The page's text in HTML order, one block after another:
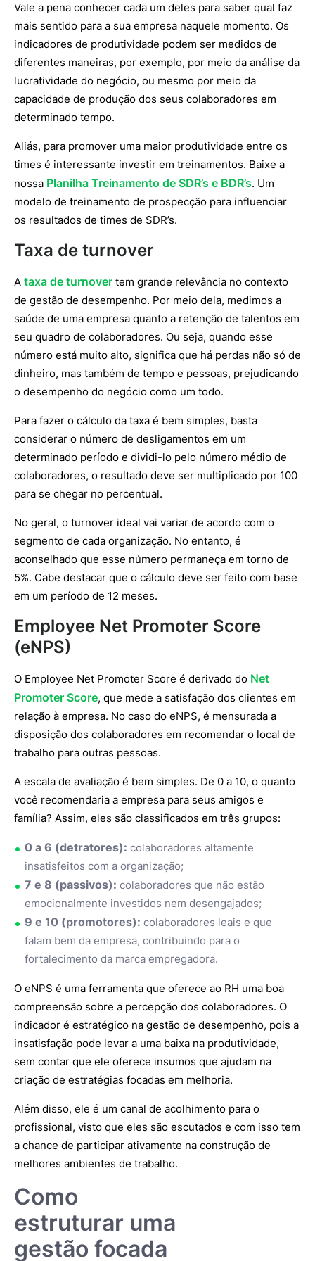
Vale a pena conhecer cada um deles para saber qual faz
mais sentido para a sua empresa naquele momento. Os
indicadores de produtividade podem ser medidos de
diferentes maneiras, por exemplo, por meio da análise da
lucratividade do negócio, ou mesmo por meio da
capacidade de produção dos seus colaboradores em
determinado tempo.
Aliás, para promover uma maior produtividade entre os
times é interessante investir em treinamentos. Baixe a
nossa Planilha Treinamento de SDR’s e BDR’s. Um
modelo de treinamento de prospecção para influenciar
os resultados de times de SDR’s.
Taxa de turnover
A taxa de turnover tem grande relevância no contexto
de gestão de desempenho. Por meio dela, medimos a
saúde de uma empresa quanto a retenção de talentos em
seu quadro de colaboradores. Ou seja, quando esse
número está muito alto, significa que há perdas não só de
dinheiro, mas também de tempo e pessoas, prejudicando
o desempenho do negócio como um todo.
Para fazer o cálculo da taxa é bem simples, basta
considerar o número de desligamentos em um
determinado período e dividi-lo pelo número médio de
colaboradores, o resultado deve ser multiplicado por 100
para se chegar no percentual.
No geral, o turnover ideal vai variar de acordo com o
segmento de cada organização. No entanto, é
aconselhado que esse número permaneça em torno de
5%. Cabe destacar que o cálculo deve ser feito com base
em um período de 12 meses.
Employee Net Promoter Score
(eNPS)
O Employee Net Promoter Score é derivado do Net
Promoter Score, que mede a satisfação dos clientes em
relação à empresa. No caso do eNPS, é mensurada a
disposição dos colaboradores em recomendar o local de
trabalho para outras pessoas.
A escala de avaliação é bem simples. De 0 a 10, o quanto
você recomendaria a empresa para seus amigos e
família? Assim, eles são classificados em três grupos:
0 a 6 (detratores): colaboradores altamente
insatisfeitos com a organização;
7 e 8 (passivos): colaboradores que não estão
emocionalmente investidos nem desengajados;
9 e 10 (promotores): colaboradores leais e que
falam bem da empresa, contribuindo para o
fortalecimento da marca empregadora.
O eNPS é uma ferramenta que oferece ao RH uma boa
compreensão sobre a percepção dos colaboradores. O
indicador é estratégico na gestão de desempenho, pois a
insatisfação pode levar a uma baixa na produtividade,
sem contar que ele oferece insumos que ajudam na
criação de estratégias focadas em melhoria.
Além disso, ele é um canal de acolhimento para o
profissional, visto que eles são escutados e com isso tem
a chance de participar ativamente na construção de
melhores ambientes de trabalho.
Como
estruturar uma
gestão focada